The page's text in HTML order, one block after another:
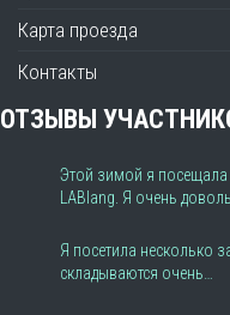
Карта проезда
Контакты
ОТЗЫВЫ
Этой зимой я
LABlang. Я очень
Я посетила несколько
складываются очень…